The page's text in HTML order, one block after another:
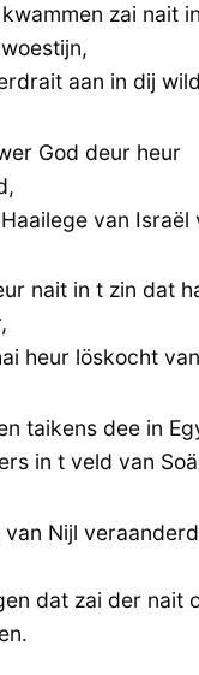
zai nait
aan in dij
God deur heur
van Israël
nait in t zin dat
heur löskocht
taikens dee in
in t veld van
Nijl
dat zai der nait